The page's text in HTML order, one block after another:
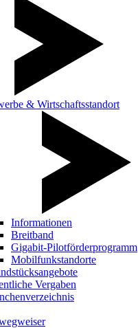
& Wirtschaftsstandort
Informationen
Breitband
Gigabit-Pilotförderprogramm
Mobilfunkstandorte
Vergaben